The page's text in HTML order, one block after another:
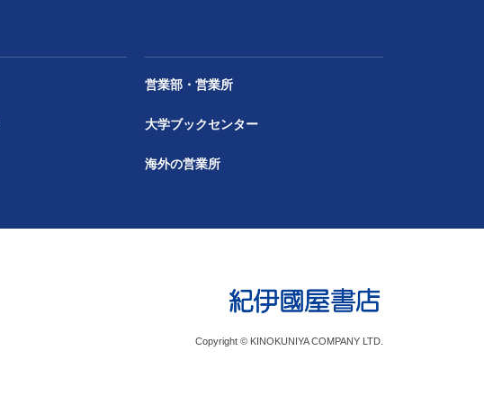
営業部・営業所
大学ブックセンター
海外の営業所
Copyright © KINOKUNIYA COMPANY LTD.